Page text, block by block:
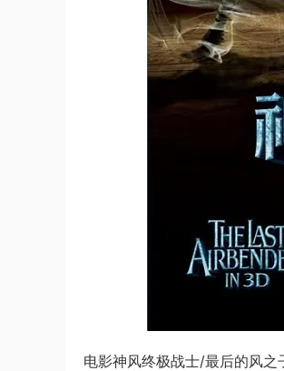
电影神风终极战士/最后的风